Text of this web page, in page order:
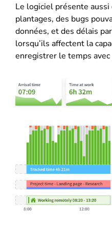
Le logiciel présente
plantages, des bugs
données, et des délais
lorsqu’ils affectent la
enregistrer le temps avec